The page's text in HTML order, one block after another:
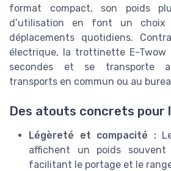
format compact, son poids
d’utilisation en font un choix
déplacements quotidiens.
électrique, la trottinette E-Twow
secondes et se transporte
transports en commun ou au
Des atouts concrets pour
Légèreté et compacité :
affichent un poids
facilitant le portage et le